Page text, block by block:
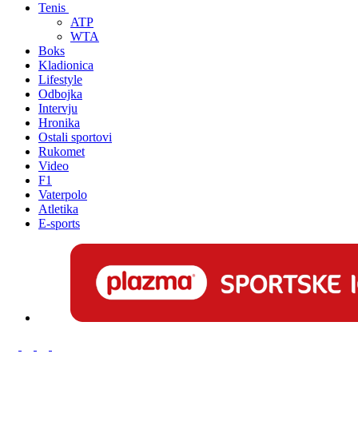
Tenis
ATP
WTA
Boks
Kladionica
Lifestyle
Odbojka
Intervju
Hronika
Ostali sportovi
Rukomet
Video
F1
Vaterpolo
Atletika
E-sports